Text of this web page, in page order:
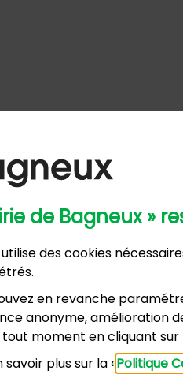
de Bagneux »
des cookies
en revanche
anonyme, amélioration
moment en cliquant sur
savoir plus sur la «Politique
57, avenue Henri Ravera -
01 42 31 60 00
8, résidence du Port Galand
01 45 47 62 00